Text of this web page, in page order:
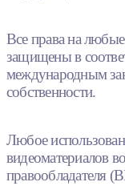
Все права на
защищены в
международным
собственности.
Любое
видеоматериалов
правообладателя